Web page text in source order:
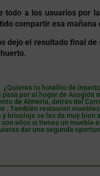
todo a los usuarios por
compartir esa mañana
dejo el resultado final de
¿Quieres tu hotelito de
pasa por el hogar de Acogida
de Almería, detrás del
. También restauran
bricolaje se les da muy bien
ellos si tienes un mueble
dar una segunda